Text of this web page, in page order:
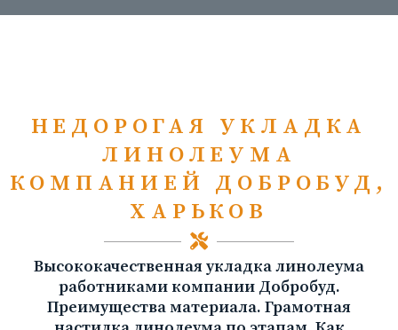
НЕДОРОГАЯ УКЛАДКА
ЛИНОЛЕУМА
КОМПАНИЕЙ ДОБРОБУД,
ХАРЬКОВ
Высококачественная укладка линолеума
работниками компании Добробуд.
Преимущества материала. Грамотная